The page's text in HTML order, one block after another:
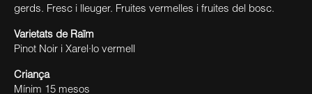
gerds. Fresc i lleuger. Fruites vermelles i fruites del bosc.
Varietats de Raïm
Pinot Noir i Xarel·lo vermell
Criança
Mínim 15 mesos